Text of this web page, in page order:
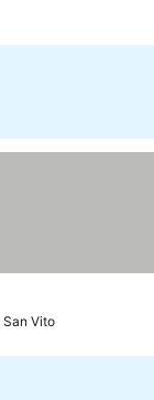
Vito